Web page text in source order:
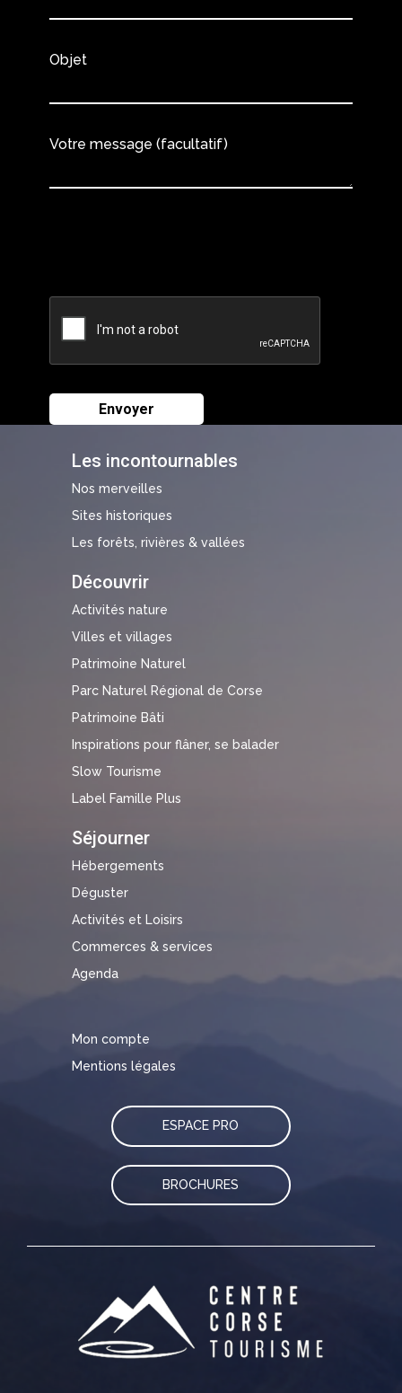
Les incontournables
Nos merveilles
Sites historiques
Les forêts, rivières & vallées
Découvrir
Activités nature
Villes et villages
Patrimoine Naturel
Parc Naturel Régional de Corse
Patrimoine Bâti
Inspirations pour flâner, se balader
Slow Tourisme
Label Famille Plus
Séjourner
Hébergements
Déguster
Activités et Loisirs
Commerces & services
Agenda
Mon compte
Mentions légales
ESPACE PRO
BROCHURES
Objet
Votre message (facultatif)